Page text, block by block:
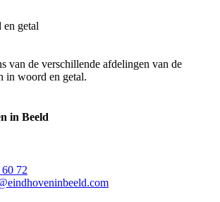
getal
van de verschillende afdelingen van de
in woord en getal.
in Beeld
72